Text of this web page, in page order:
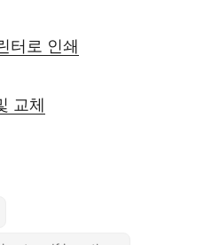
터로 인쇄
교체